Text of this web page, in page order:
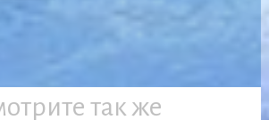
так же